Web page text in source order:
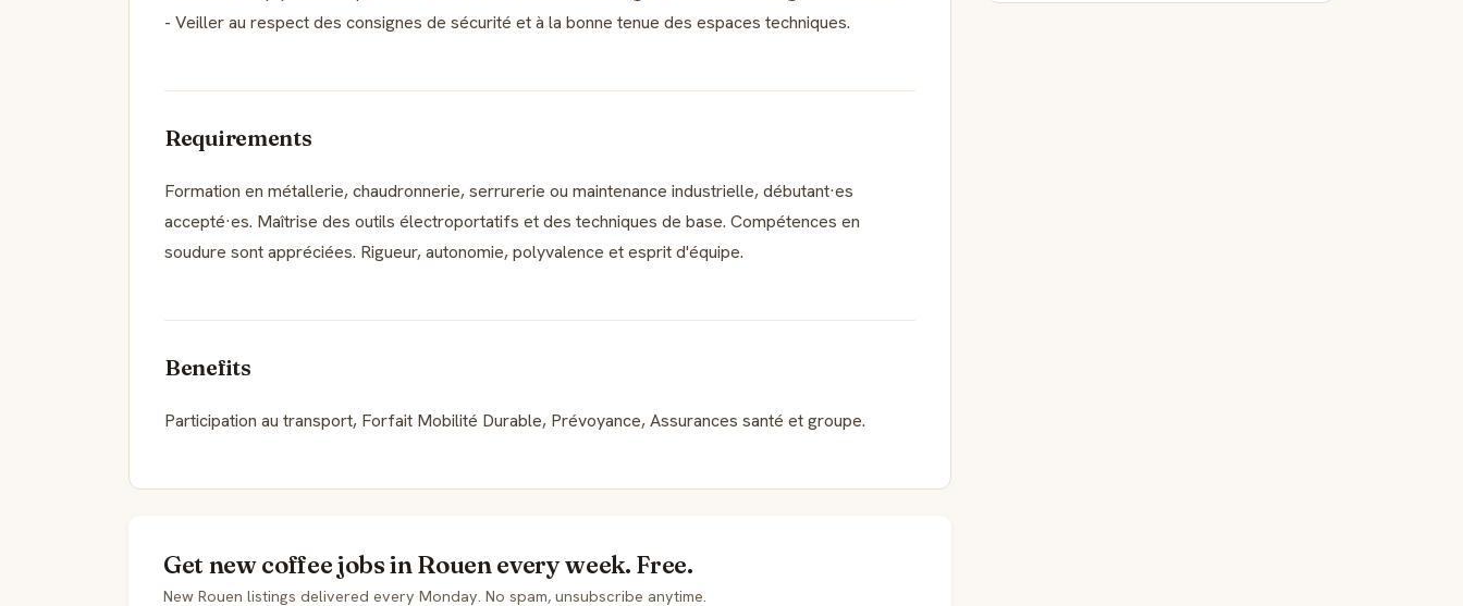
- Veiller au respect des consignes de sécurité et à la bonne tenue des espaces techniques.
Requirements
Formation en métallerie, chaudronnerie, serrurerie ou maintenance industrielle, débutant·es
accepté·es. Maîtrise des outils électroportatifs et des techniques de base. Compétences en
soudure sont appréciées. Rigueur, autonomie, polyvalence et esprit d'équipe.
Benefits
Participation au transport, Forfait Mobilité Durable, Prévoyance, Assurances santé et groupe.
Get new coffee jobs in Rouen every week. Free.
New Rouen listings delivered every Monday. No spam, unsubscribe anytime.